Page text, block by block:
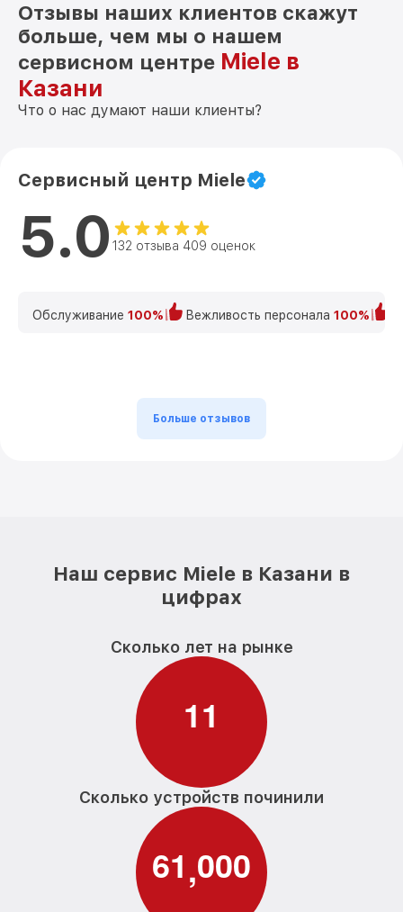
Отзывы наших клиентов скажут
больше, чем мы о нашем
сервисном центре Miele в
Казани
Что о нас думают наши клиенты?
Сервисный центр Miele
5.0 132 отзыва 409 оценок
Обслуживание 100% Вежливость персонала 100%
Больше отзывов
Наш сервис Miele в Казани в
цифрах
Сколько лет на рынке
11
Сколько устройств починили
61,000